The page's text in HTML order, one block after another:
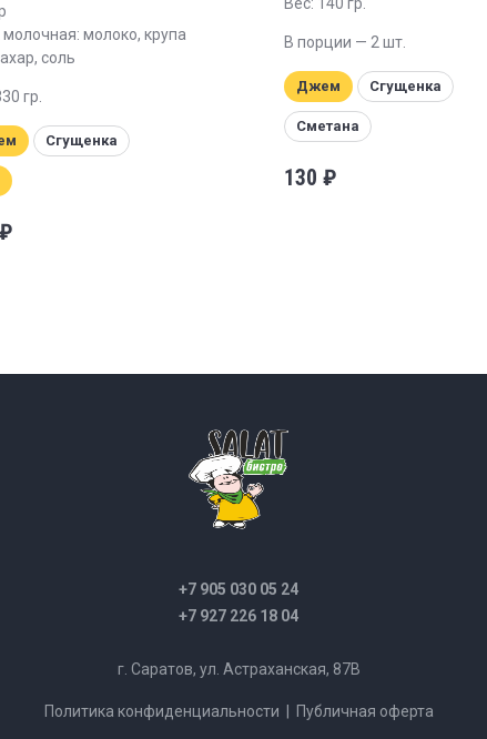
молоко, крупа
соль
гр.
Сгущенка
₽
В порции — 2 шт.
Джем Сгущенка
Сметана
130 ₽
+7 905 030 05 24
+7 927 226 18 04
г. Саратов, ул. Астраханская, 87В
Политика конфиденциальности Публичная оферта